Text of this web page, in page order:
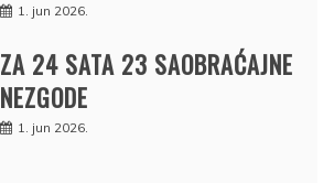
1. jun 2026.
ZA 24 SATA 23 SAOBRAĆAJNE
NEZGODE
1. jun 2026.